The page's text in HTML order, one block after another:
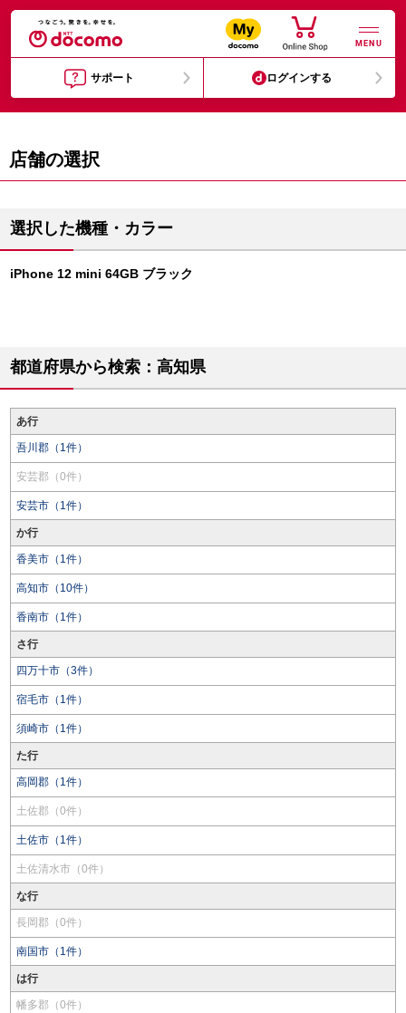
MENU
サポート ログインする
店舗の選択
選択した機種・カラー
iPhone 12 mini 64GB ブラック
都道府県から検索：高知県
あ行
吾川郡（1件）
安芸郡（0件）
安芸市（1件）
か行
香美市（1件）
高知市（10件）
香南市（1件）
さ行
四万十市（3件）
宿毛市（1件）
須崎市（1件）
た行
高岡郡（1件）
土佐郡（0件）
土佐市（1件）
土佐清水市（0件）
な行
長岡郡（0件）
南国市（1件）
は行
幡多郡（0件）